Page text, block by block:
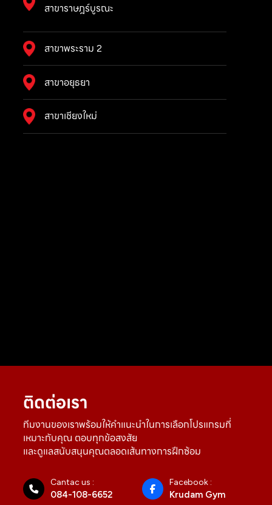
สาขาราษฎร์บูรณะ
สาขาพระราม 2
สาขาอยุธยา
สาขาเชียงใหม่
ติดต่อเรา
ทีมงานของเราพร้อมให้คำแนะนำในการเลือกโปรแกรมที่
เหมาะกับคุณ ตอบทุกข้อสงสัย
และดูแลสนับสนุนคุณตลอดเส้นทางการฝึกซ้อม
Cantac us :
084-108-6652
Facebook :
Krudam Gym